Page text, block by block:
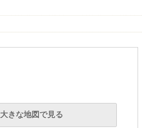
大きな地図で見る